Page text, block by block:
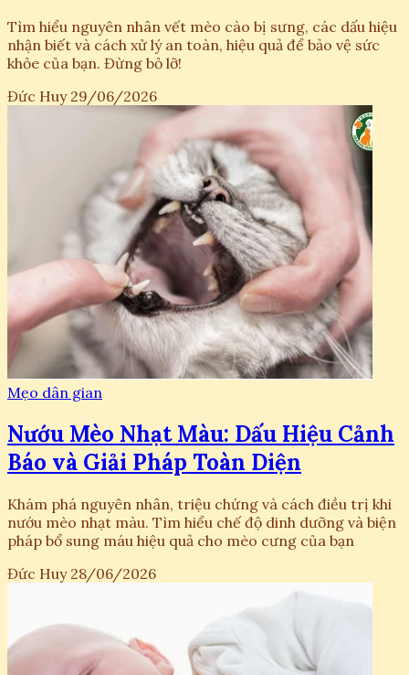
Tìm hiểu nguyên nhân vết mèo cào bị sưng, các dấu hiệu
nhận biết và cách xử lý an toàn, hiệu quả để bảo vệ sức
khỏe của bạn. Đừng bỏ lỡ!
Đức Huy 29/06/2026
Mẹo dân gian
Nướu Mèo Nhạt Màu: Dấu Hiệu Cảnh
Báo và Giải Pháp Toàn Diện
Khám phá nguyên nhân, triệu chứng và cách điều trị khi
nướu mèo nhạt màu. Tìm hiểu chế độ dinh dưỡng và biện
pháp bổ sung máu hiệu quả cho mèo cưng của bạn
Đức Huy 28/06/2026